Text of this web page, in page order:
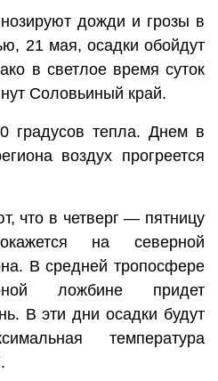
дожди и грозы в
21 мая, осадки обойдут
в светлое время суток
Соловьиный край.
градусов тепла. Днем в
воздух прогреется
что в четверг — пятницу
на северной
В средней тропосфере
ложбине придет
В эти дни осадки будут
температура